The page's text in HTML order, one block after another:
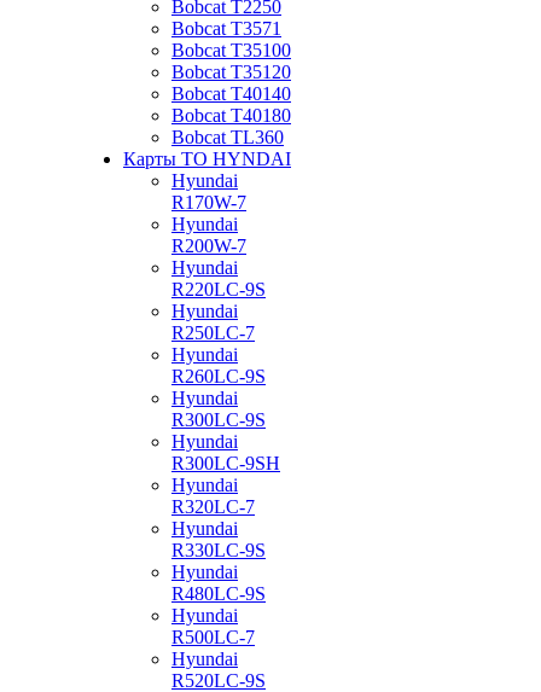
Bobcat Т2250
Bobcat Т3571
Bobcat Т35100
Bobcat Т35120
Bobcat Т40140
Bobcat Т40180
Bobcat ТL360
Карты ТО HYNDAI
Hyundai
R170W-7
Hyundai
R200W-7
Hyundai
R220LC-9S
Hyundai
R250LC-7
Hyundai
R260LC-9S
Hyundai
R300LC-9S
Hyundai
R300LC-9SH
Hyundai
R320LC-7
Hyundai
R330LC-9S
Hyundai
R480LC-9S
Hyundai
R500LC-7
Hyundai
R520LC-9S